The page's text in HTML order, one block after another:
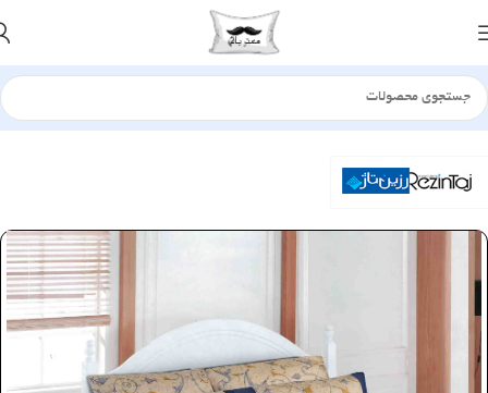
خانه سرویس لحاف ساتن